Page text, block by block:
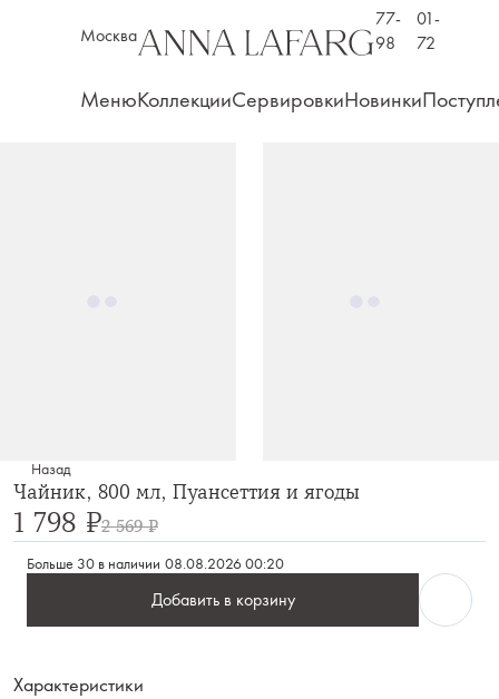
Москва
77-
98
01-
72
МенюКоллекцииСервировкиНовинки
Назад
Чайник, 800 мл, Пуансеттия и ягоды
1 798 ₽2 569 ₽
Больше 30 в наличии 08.08.2026 00:20
Добавить в корзину
Характеристики